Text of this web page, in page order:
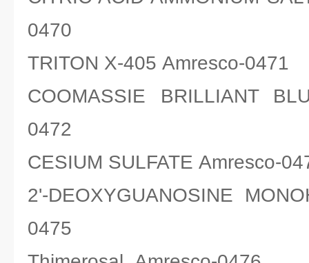
0470
TRITON X-405 Amresco-0471
COOMASSIE BRILLIANT
0472
CESIUM SULFATE Amresco-
2'-DEOXYGUANOSINE
0475